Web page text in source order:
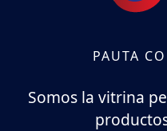
PAUTA
Somos la vitrina